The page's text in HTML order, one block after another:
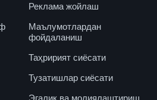
Реклама жойлаш
Маълумотлардан
фойдаланиш
Таҳририят сиёсати
Тузатишлар сиёсати
Эгалик ва молиялаштириш